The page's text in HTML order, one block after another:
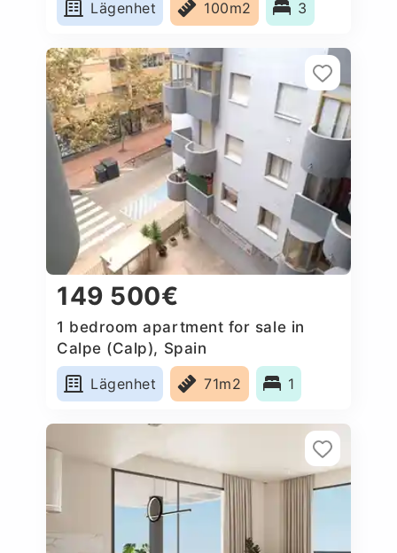
Lägenhet 100m2 3
149 500€
1 bedroom apartment for sale in
Calpe (Calp), Spain
Lägenhet
71m2 1